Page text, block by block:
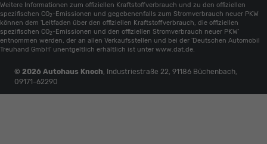
Weitere Informationen zum offiziellen Kraftstoffverbrauch und zu den offiziellen
spezifischen CO2 -Emissionen und gegebenenfalls zum Stromverbrauch neuer PKW
können dem 'Leitfaden über den offiziellen Kraftstoffverbrauch, die offiziellen
spezifischen CO2 -Emissionen und den offiziellen Stromverbrauch neuer PKW'
entnommen werden, der an allen Verkaufsstellen und bei der 'Deutschen Automobil
Treuhand GmbH' unentgeltlich erhältlich ist unter www.dat.de.
© 2026 Autohaus Knoch, Industriestraße 22, 91186 Büchenbach,
09171-62290